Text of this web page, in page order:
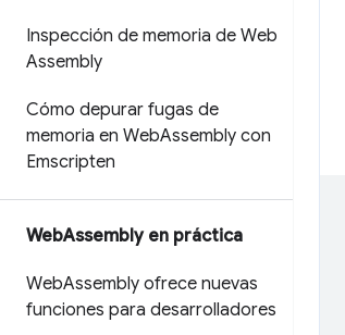
Inspección de memoria de Web
Assembly
Cómo depurar fugas de
memoria en WebAssembly con
Emscripten
WebAssembly en práctica
WebAssembly ofrece nuevas
funciones para desarrolladores